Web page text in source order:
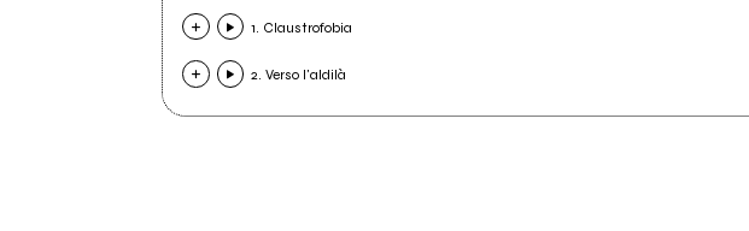
1. Claustrofobia
2. Verso l'aldilà